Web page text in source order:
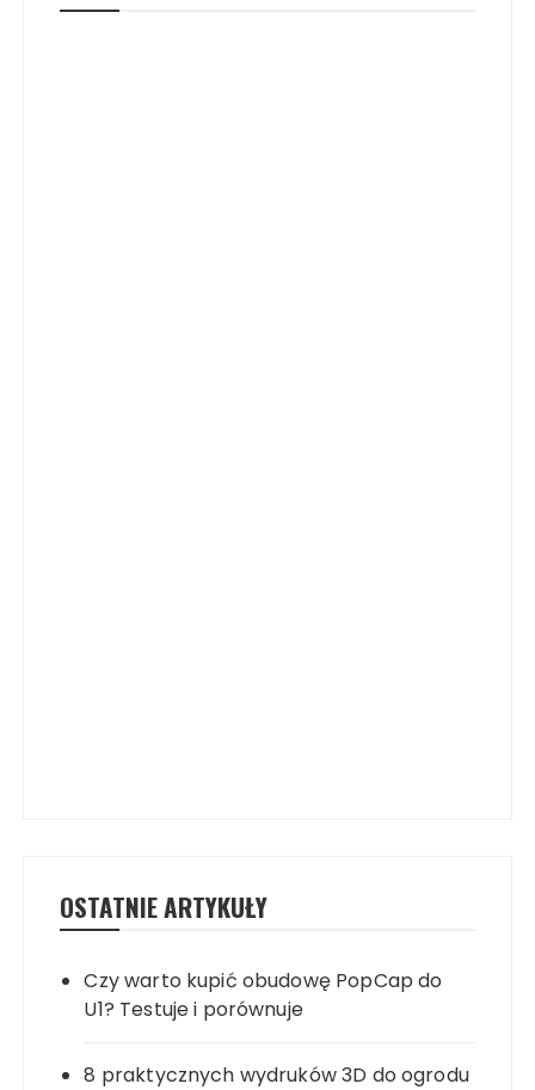
OSTATNIE ARTYKUŁY
Czy warto kupić obudowę PopCap do
U1? Testuje i porównuje
8 praktycznych wydruków 3D do ogrodu